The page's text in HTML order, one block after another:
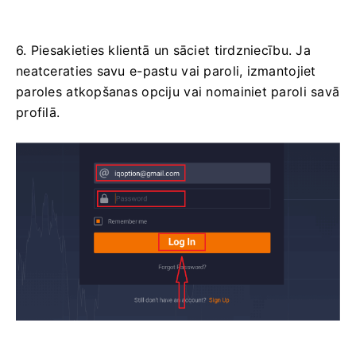
6. Piesakieties klientā un sāciet tirdzniecību. Ja
neatceraties savu e-pastu vai paroli, izmantojiet
paroles atkopšanas opciju vai nomainiet paroli savā
profilā.